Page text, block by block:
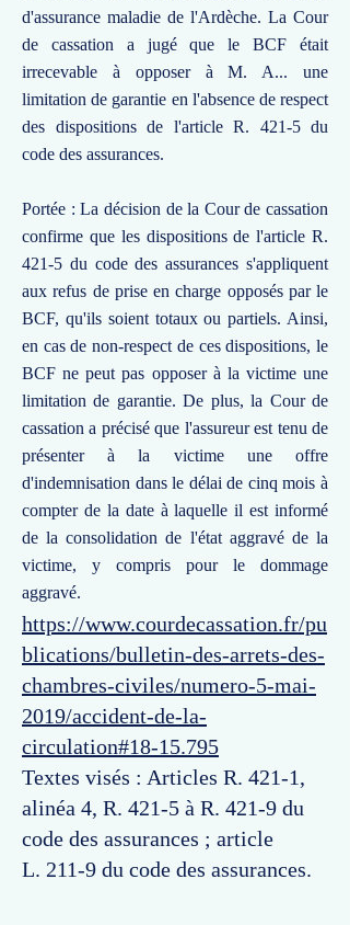
d'assurance maladie de l'Ardèche. La Cour
de cassation a jugé que le BCF était
irrecevable à opposer à M. A... une
limitation de garantie en l'absence de respect
des dispositions de l'article R. 421-5 du
code des assurances.
Portée : La décision de la Cour de cassation
confirme que les dispositions de l'article R.
421-5 du code des assurances s'appliquent
aux refus de prise en charge opposés par le
BCF, qu'ils soient totaux ou partiels. Ainsi,
en cas de non-respect de ces dispositions, le
BCF ne peut pas opposer à la victime une
limitation de garantie. De plus, la Cour de
cassation a précisé que l'assureur est tenu de
présenter à la victime une offre
d'indemnisation dans le délai de cinq mois à
compter de la date à laquelle il est informé
de la consolidation de l'état aggravé de la
victime, y compris pour le dommage
aggravé.
https://www.courdecassation.fr/pu
blications/bulletin-des-arrets-des-
chambres-civiles/numero-5-mai-
2019/accident-de-la-
circulation#18-15.795
Textes visés : Articles R. 421-1,
alinéa 4, R. 421-5 à R. 421-9 du
code des assurances ; article
L. 211-9 du code des assurances.